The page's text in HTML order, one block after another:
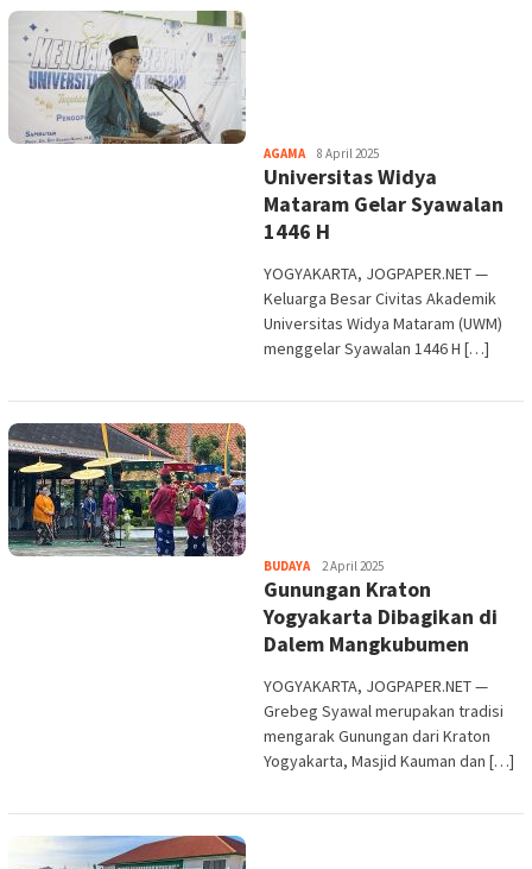
AGAMAHeri
Purwata
8 April 2025
Universitas Widya
Mataram Gelar Syawalan
1446 H
YOGYAKARTA, JOGPAPER.NET —
Keluarga Besar Civitas Akademik
Universitas Widya Mataram (UWM)
menggelar Syawalan 1446 H […]
BUDAYAHeri
Purwata
2 April 2025
Gunungan Kraton
Yogyakarta Dibagikan di
Dalem Mangkubumen
YOGYAKARTA, JOGPAPER.NET —
Grebeg Syawal merupakan tradisi
mengarak Gunungan dari Kraton
Yogyakarta, Masjid Kauman dan […]